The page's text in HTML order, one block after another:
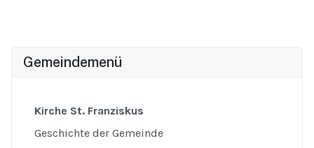
Gemeindemenü
Kirche St. Franziskus
Geschichte der Gemeinde